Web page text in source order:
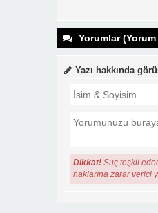
Yorumlar (Yorum
Yazı hakkında
Dikkat! Suç teşkil
haklarına zarar verici